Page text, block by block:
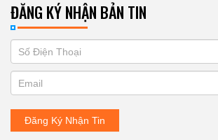
ĐĂNG KÝ NHẬN BẢN TIN
ĐĂNG
KÝ
NHẬN
BẢN
you
are
human,
leave
this
Đăng Ký Nhận Tin